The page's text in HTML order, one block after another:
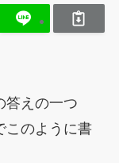
答えの一つ
このように書